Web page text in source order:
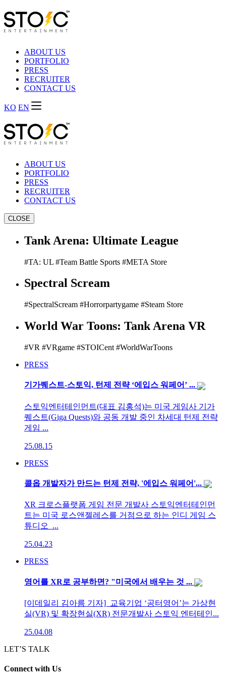
ABOUT US
PORTFOLIO
PRESS
RECRUITER
CONTACT US
KO EN
ABOUT US
PORTFOLIO
PRESS
RECRUITER
CONTACT US
CLOSE
Tank Arena: Ultimate League
#TA: UL #Team Battle Sports #META Store
Spectral Scream
#SpectralScream #Horrorpartygame #Steam Store
World War Toons: Tank Arena VR
#VR #VRgame #STOICent #WorldWarToons
PRESS
기가퀘스트-스토익, 턴제 전략 ‘에입스 워페어’ ...
스토익엔터테인먼트(대표 김홍석)는 미국 게임사 기가
퀘스트(Giga Quests)와 공동 개발 중인 차세대 턴제 전략
게임 ...
25.08.15
PRESS
콜옵 개발자가 만드는 턴제 전략, '에입스 워페어'...
XR 크로스플랫폼 게임 전문 개발사 스토익엔터테인먼
트는 미국 로스앤젤레스를 거점으로 하는 인디 게임 스
튜디오 ...
25.04.23
PRESS
영어를 XR로 공부하면? "미국에서 배우는 것 ...
[이데일리 김아름 기자] 교육기업 ‘공터영어’는 가상현
실(VR) 및 확장현실(XR) 전문개발사 스토익 엔터테인...
25.04.08
LET’S TALK
Connect with Us